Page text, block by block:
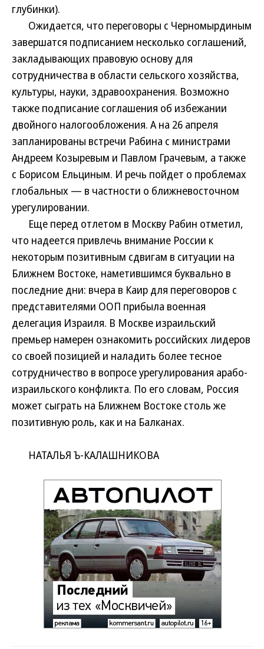
глубинки).
Ожидается, что переговоры с Черномырдиным
завершатся подписанием несколько соглашений,
закладывающих правовую основу для
сотрудничества в области сельского хозяйства,
культуры, науки, здравоохранения. Возможно
также подписание соглашения об избежании
двойного налогообложения. А на 26 апреля
запланированы встречи Рабина с министрами
Андреем Козыревым и Павлом Грачевым, а также
с Борисом Ельциным. И речь пойдет о проблемах
глобальных — в частности о ближневосточном
урегулировании.
Еще перед отлетом в Москву Рабин отметил,
что надеется привлечь внимание России к
некоторым позитивным сдвигам в ситуации на
Ближнем Востоке, наметившимся буквально в
последние дни: вчера в Каир для переговоров с
представителями ООП прибыла военная
делегация Израиля. В Москве израильский
премьер намерен ознакомить российских лидеров
со своей позицией и наладить более тесное
сотрудничество в вопросе урегулирования арабо-
израильского конфликта. По его словам, Россия
может сыграть на Ближнем Востоке столь же
позитивную роль, как и на Балканах.
НАТАЛЬЯ Ъ-КАЛАШНИКОВА